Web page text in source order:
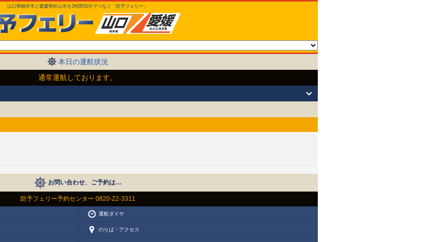
山口県柳井市と愛媛県松山市を2時間30分でつなぐ「防予フェリー」
本日の運航状況
通常運航しております。
お問い合わせ、ご予約は…
防予フェリー予約センター 0820-22-3311
運航ダイヤ
のりば・アクセス